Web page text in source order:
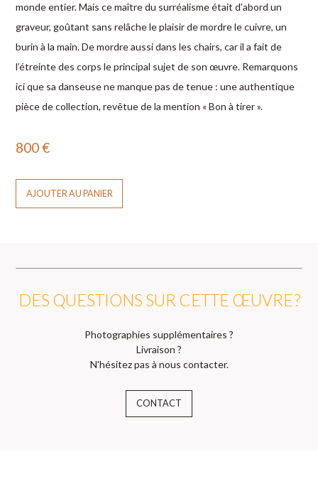
monde entier. Mais ce maître du surréalisme était d’abord un
graveur, goûtant sans relâche le plaisir de mordre le cuivre, un
burin à la main. De mordre aussi dans les chairs, car il a fait de
l’étreinte des corps le principal sujet de son œuvre. Remarquons
ici que sa danseuse ne manque pas de tenue : une authentique
pièce de collection, revêtue de la mention « Bon à tirer ».
800€
AJOUTER AU PANIER
DES QUESTIONS SUR CETTE ŒUVRE ?
Photographies supplémentaires ?
Livraison ?
N'hésitez pas à nous contacter.
CONTACT